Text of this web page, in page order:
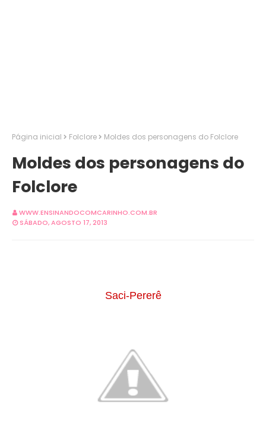
Página inicial Folclore Moldes dos personagens do Folclore
Moldes dos personagens do
Folclore
WWW.ENSINANDOCOMCARINHO.COM.BR
SÁBADO, AGOSTO 17, 2013
Saci-Pererê